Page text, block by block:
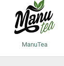
ManuTea